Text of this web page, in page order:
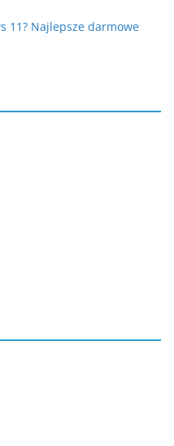
11? Najlepsze darmowe